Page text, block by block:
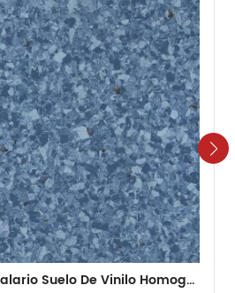
Suelo De Pvc Hospitalario Suelo De Vinilo Homogéneo De 2 Mm